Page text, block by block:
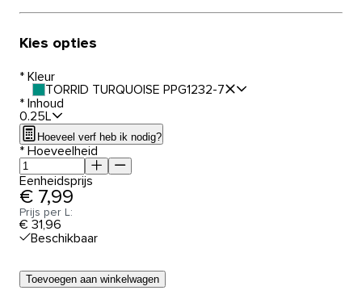
Kies opties
* Kleur
TORRID TURQUOISE PPG1232-7
* Inhoud
0.25L
Hoeveel verf heb ik nodig?
* Hoeveelheid
Eenheidsprijs
€ 7,99
Prijs per L:
€ 31,96
Beschikbaar
Toevoegen aan winkelwagen